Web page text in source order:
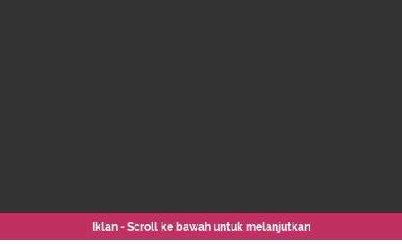
Iklan - Scroll ke bawah untuk melanjutkan